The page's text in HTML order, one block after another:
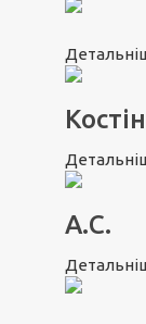
Костін
А.С.